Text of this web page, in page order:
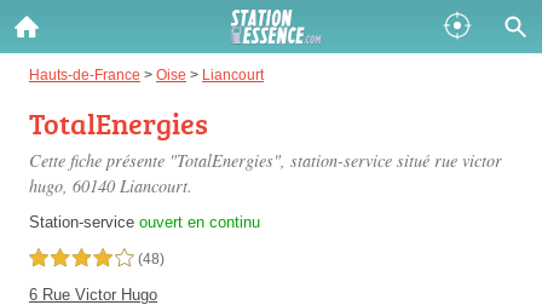
Hauts-de-France > Oise > Liancourt
TotalEnergies
Cette fiche présente "TotalEnergies", station-service situé rue victor
hugo, 60140 Liancourt.
Station-service ouvert en continu
4,0 étoiles sur 5 (48)
6 Rue Victor Hugo
Gazole :
Disponible
SP 98 :
Disponible
SP 95 :